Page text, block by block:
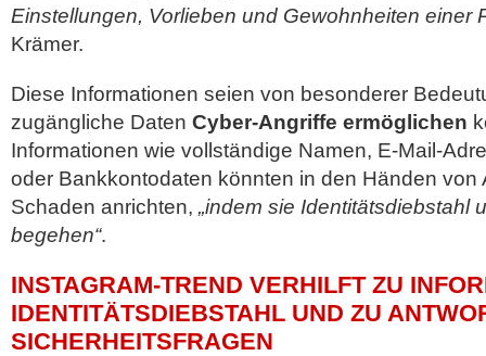
Einstellungen, Vorlieben und Gewohnheiten einer
Krämer.
Diese Informationen seien von besonderer
zugängliche Daten Cyber-Angriffe ermöglichen
Informationen wie vollständige Namen, E-Mail-
oder Bankkontodaten könnten in den Händen von
Schaden anrichten, „indem sie Identitätsdiebstahl
begehen“.
INSTAGRAM-TREND VERHILFT ZU
IDENTITÄTSDIEBSTAHL UND ZU
SICHERHEITSFRAGEN